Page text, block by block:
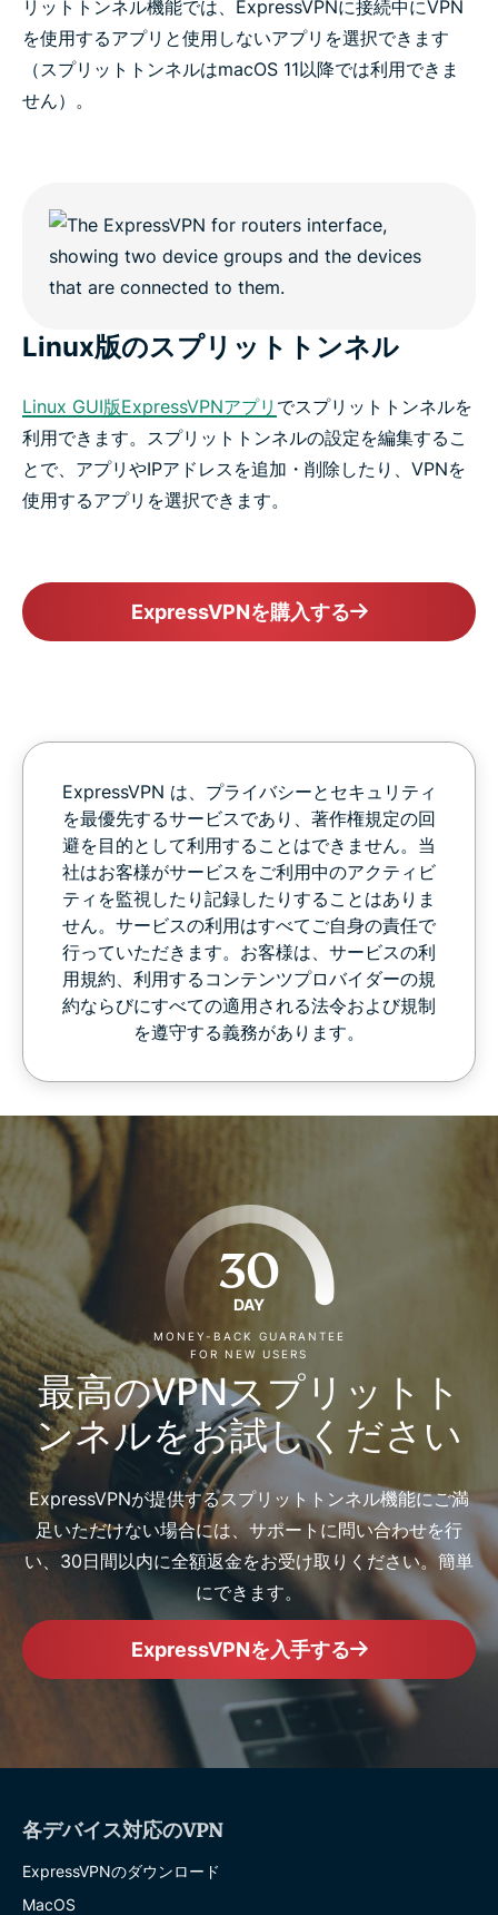
リットトンネル機能では、ExpressVPNに接続中にVPN
を使用するアプリと使用しないアプリを選択できます
（スプリットトンネルはmacOS 11以降では利用できま
せん）。
Linux版のスプリットトンネル
Linux GUI版ExpressVPNアプリ でスプリットトンネルを
利用できます。スプリットトンネルの設定を編集するこ
とで、アプリやIPアドレスを追加・削除したり、VPNを
使用するアプリを選択できます。
ExpressVPNを購入する
ExpressVPN は、プライバシーとセキュリティ
を最優先するサービスであり、著作権規定の回
避を目的として利用することはできません。当
社はお客様がサービスをご利用中のアクティビ
ティを監視したり記録したりすることはありま
せん。サービスの利用はすべてご自身の責任で
行っていただきます。お客様は、サービスの利
用規約、利用するコンテンツプロバイダーの規
約ならびにすべての適用される法令および規制
を遵守する義務があります。
30
DAY
MONEY-BACK GUARANTEE
FOR NEW USERS
最高のVPNスプリットト
ンネルをお試しください
ExpressVPNが提供するスプリットトンネル機能にご満
足いただけない場合には、サポートに問い合わせを行
い、30日間以内に全額返金をお受け取りください。簡単
にできます。
ExpressVPNを入手する
各デバイス対応のVPN
ExpressVPNのダウンロード
MacOS